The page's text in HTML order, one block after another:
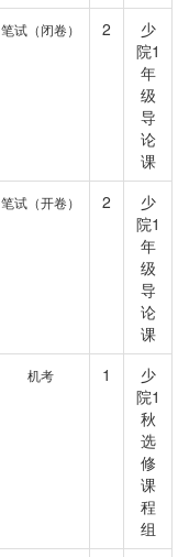
笔试（闭卷） 2
少
院1
年
级
导
论
课
笔试（开卷） 2
少
院1
年
级
导
论
课
机考 1
少
院1
秋
选
修
课
程
组